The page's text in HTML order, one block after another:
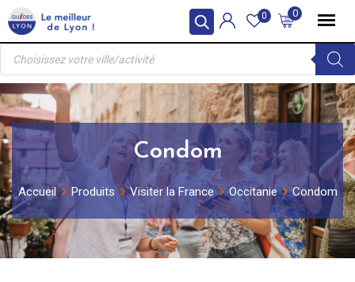
Skip
to
content
0
0
Recherche
produits
Condom
Accueil Produits Visiter la France Occitanie Condom